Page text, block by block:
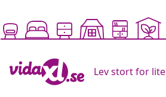
Lev stort for lite